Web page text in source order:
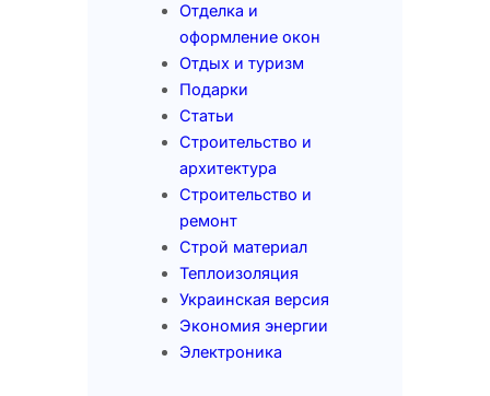
Отделка и
оформление окон
Отдых и туризм
Подарки
Статьи
Строительство и
архитектура
Строительство и
ремонт
Строй материал
Теплоизоляция
Украинская версия
Экономия энергии
Электроника